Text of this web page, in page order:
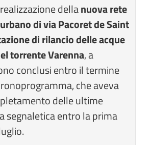
dellanuova rete
di via Pacoret de Saint
di rilancio delle acque
torrente Varenna, a
conclusi entro il termine
che aveva
delle ultime
segnaletica entro la prima